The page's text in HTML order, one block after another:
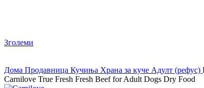
Зголеми
Дома Продавница Кучиња Храна за куче Адулт (рефус)
Carnilove True Fresh Fresh Beef for Adult Dogs Dry Food